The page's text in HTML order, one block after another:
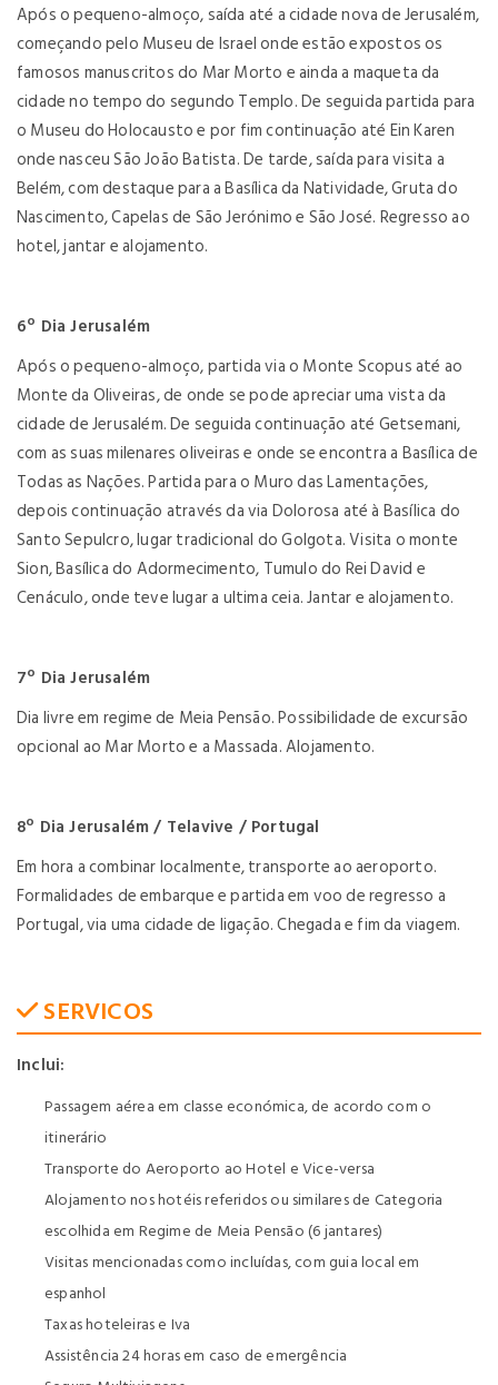
Após o pequeno-almoço, saída até a cidade nova de Jerusalém,
começando pelo Museu de Israel onde estão expostos os
famosos manuscritos do Mar Morto e ainda a maqueta da
cidade no tempo do segundo Templo. De seguida partida para
o Museu do Holocausto e por fim continuação até Ein Karen
onde nasceu São João Batista. De tarde, saída para visita a
Belém, com destaque para a Basílica da Natividade, Gruta do
Nascimento, Capelas de São Jerónimo e São José. Regresso ao
hotel, jantar e alojamento.
6º Dia Jerusalém
Após o pequeno-almoço, partida via o Monte Scopus até ao
Monte da Oliveiras, de onde se pode apreciar uma vista da
cidade de Jerusalém. De seguida continuação até Getsemani,
com as suas milenares oliveiras e onde se encontra a Basílica de
Todas as Nações. Partida para o Muro das Lamentações,
depois continuação através da via Dolorosa até à Basílica do
Santo Sepulcro, lugar tradicional do Golgota. Visita o monte
Sion, Basílica do Adormecimento, Tumulo do Rei David e
Cenáculo, onde teve lugar a ultima ceia. Jantar e alojamento.
7º Dia Jerusalém
Dia livre em regime de Meia Pensão. Possibilidade de excursão
opcional ao Mar Morto e a Massada. Alojamento.
8º Dia Jerusalém / Telavive / Portugal
Em hora a combinar localmente, transporte ao aeroporto.
Formalidades de embarque e partida em voo de regresso a
Portugal, via uma cidade de ligação. Chegada e fim da viagem.
SERVICOS
Inclui:
Passagem aérea em classe económica, de acordo com o
itinerário
Transporte do Aeroporto ao Hotel e Vice-versa
Alojamento nos hotéis referidos ou similares de Categoria
escolhida em Regime de Meia Pensão (6 jantares)
Visitas mencionadas como incluídas, com guia local em
espanhol
Taxas hoteleiras e Iva
Assistência 24 horas em caso de emergência